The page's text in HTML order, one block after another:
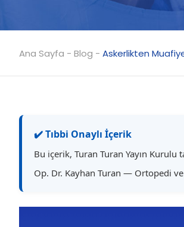
Ana Sayfa - Blog - Askerlikten
✔️ Tıbbi Onaylı İçerik
Bu içerik, Turan Turan Yayın Kurulu
Op. Dr. Kayhan Turan — Ortopedi